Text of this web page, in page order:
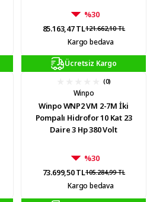
%30
85.163,47 TL121.662,10 TL
Kargo bedava
Ücretsiz Kargo
(0)
Winpo
Winpo WNP2 VM 2-7M İki
Pompalı Hidrofor 10 Kat 23
Daire 3 Hp 380 Volt
%30
73.699,50 TL105.284,99 TL
Kargo bedava